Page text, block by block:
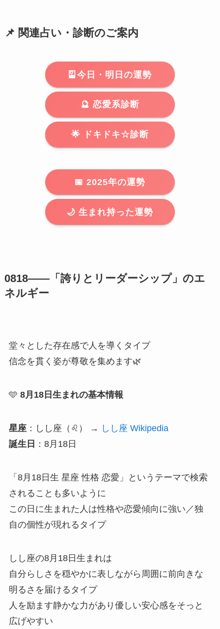
📌 関連占い・診断のご案内
🎴今日・明日の運勢
🔮 恋愛系診断
🌟 ドキドキ☆診断
📅 2025年の運勢
🌙 生まれ持った運勢
0818――「誇りとリーダーシップ」のエ
ネルギー
堂々とした存在感で人を導くタイプ
信念を貫く姿が尊敬を集めます🌿
🩵 8月18日生まれの基本情報
星座：しし座（♌） → しし座 Wikipedia
誕生日 ：8月18日
「8月18日生 星座 性格 恋愛」というテーマで検索
されることも多いように
この日に生まれた人は性格や恋愛傾向に強い／独
自の個性が現れるタイプ
しし座の8月18日生まれは
自分らしさを穏やかに表しながら周囲に前向きな
明るさを届けるタイプ
人を励ます静かな力があり優しい安心感をそっと
広げやすい